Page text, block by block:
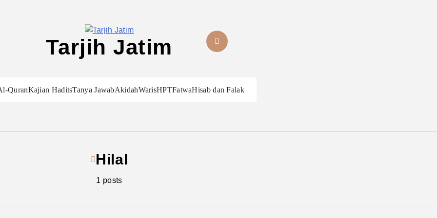
Tarjih Jatim
QuranKajian HaditsTanya JawabAkidahWarisHPTFatwaHisab dan Falak
Hilal
1 posts